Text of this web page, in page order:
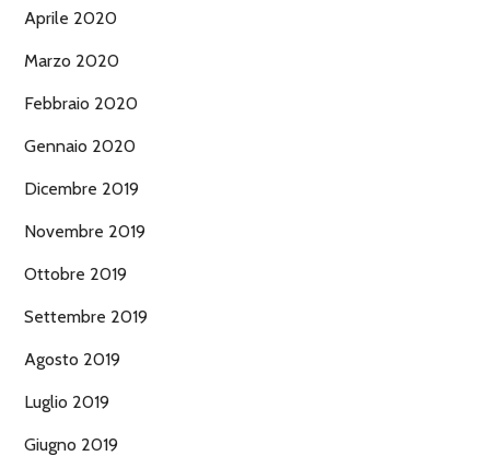
Aprile 2020
Marzo 2020
Febbraio 2020
Gennaio 2020
Dicembre 2019
Novembre 2019
Ottobre 2019
Settembre 2019
Agosto 2019
Luglio 2019
Giugno 2019